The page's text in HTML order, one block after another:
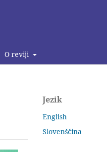
O reviji
Jezik
English
Slovenščina